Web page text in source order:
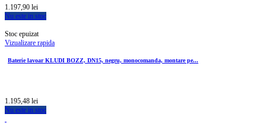
1.197,90 lei
Nu este in stoc
Stoc epuizat
Vizualizare rapida
Baterie lavoar KLUDI BOZZ, DN15, negru, monocomanda, montare pe...
1.195,48 lei
Nu este in stoc